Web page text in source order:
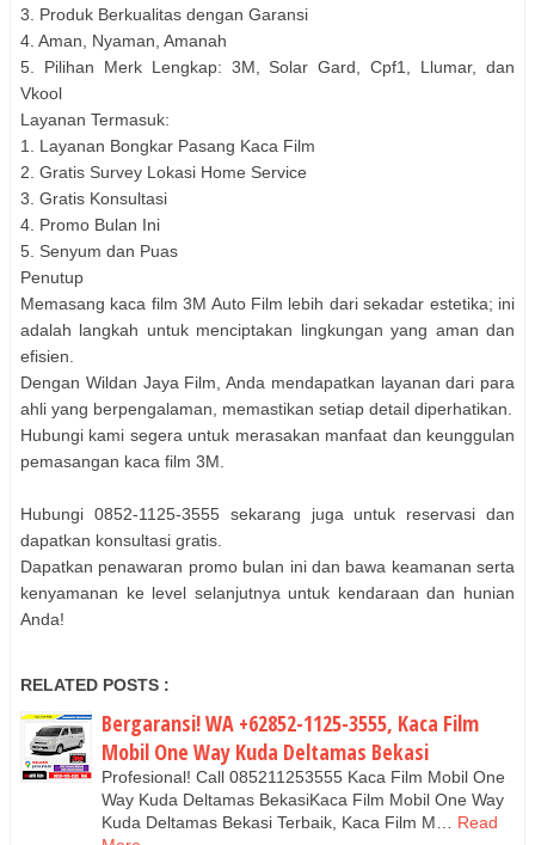
3. Produk Berkualitas dengan Garansi
4. Aman, Nyaman, Amanah
5. Pilihan Merk Lengkap: 3M, Solar Gard, Cpf1, Llumar, dan
Vkool
Layanan Termasuk:
1. Layanan Bongkar Pasang Kaca Film
2. Gratis Survey Lokasi Home Service
3. Gratis Konsultasi
4. Promo Bulan Ini
5. Senyum dan Puas
Penutup
Memasang kaca film 3M Auto Film lebih dari sekadar estetika; ini
adalah langkah untuk menciptakan lingkungan yang aman dan
efisien.
Dengan Wildan Jaya Film, Anda mendapatkan layanan dari para
ahli yang berpengalaman, memastikan setiap detail diperhatikan.
Hubungi kami segera untuk merasakan manfaat dan keunggulan
pemasangan kaca film 3M.
Hubungi 0852-1125-3555 sekarang juga untuk reservasi dan
dapatkan konsultasi gratis.
Dapatkan penawaran promo bulan ini dan bawa keamanan serta
kenyamanan ke level selanjutnya untuk kendaraan dan hunian
Anda!
RELATED POSTS :
Bergaransi! WA +62852-1125-3555, Kaca Film
Mobil One Way Kuda Deltamas Bekasi
Profesional! Call 085211253555 Kaca Film Mobil One
Way Kuda Deltamas BekasiKaca Film Mobil One Way
Kuda Deltamas Bekasi Terbaik, Kaca Film M…
Read